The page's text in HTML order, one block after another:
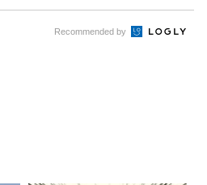
Recommended by